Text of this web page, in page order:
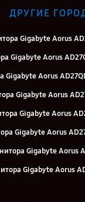
ДРУГИЕ
Gigabyte Aorus
Gigabyte Aorus
Gigabyte Aorus
Gigabyte Aorus
Gigabyte Aorus
Gigabyte Aorus
Gigabyte Aorus
Gigabyte Aorus